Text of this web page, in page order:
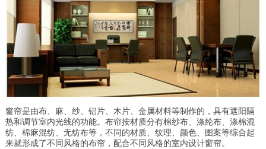
窗帘是由布、麻、纱、铝片、木片、金属材料等制作的，具有遮阳隔
热和调节室内光线的功能。布帘按材质分有棉纱布、涤纶布、涤棉混
纺、棉麻混纺、无纺布等，不同的材质、纹理、颜色、图案等综合起
来就形成了不同风格的布帘，配合不同风格的室内设计窗帘。